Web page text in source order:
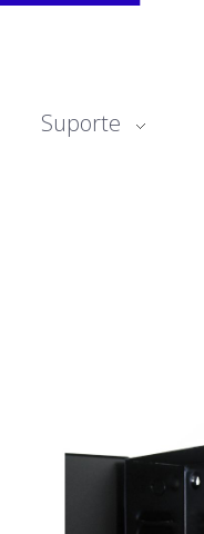
Suporte